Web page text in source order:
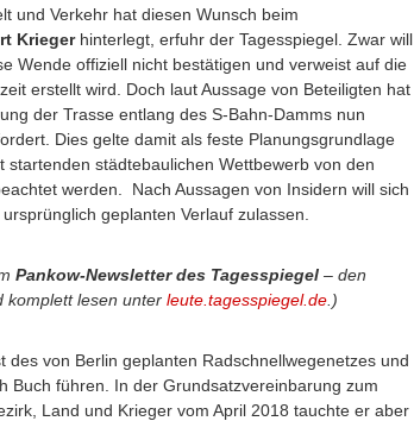
und Verkehr hat diesen Wunsch beim
Kriegerhinterlegt, erfuhr der Tagesspiegel. Zwar will
Wende offiziell nicht bestätigen und verweist auf die
erstellt wird. Doch laut Aussage von Beteiligten hat
der Trasse entlang des S-Bahn-Damms nun
Dies gelte damit als feste Planungsgrundlage
startenden städtebaulichen Wettbewerb von den
werden. Nach Aussagen von Insidern will sich
geplanten Verlauf zulassen.
Pankow-Newsletter des Tagesspiegel – den
komplett lesen unter leute.tagesspiegel.de .)
des von Berlin geplanten Radschnellwegenetzes und
Buch führen. In der Grundsatzvereinbarung zum
Land und Krieger vom April 2018 tauchte er aber